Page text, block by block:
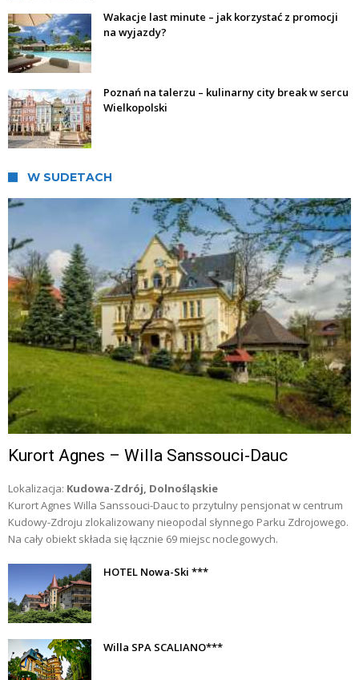
Wakacje last minute – jak korzystać z promocji
na wyjazdy?
Poznań na talerzu – kulinarny city break w sercu
Wielkopolski
W SUDETACH
Kurort Agnes – Willa Sanssouci-Dauc
Lokalizacja: Kudowa-Zdrój, Dolnośląskie
Kurort Agnes Willa Sanssouci-Dauc to przytulny pensjonat w centrum
Kudowy-Zdroju zlokalizowany nieopodal słynnego Parku Zdrojowego.
Na cały obiekt składa się łącznie 69 miejsc noclegowych.
HOTEL Nowa-Ski ***
Willa SPA SCALIANO***